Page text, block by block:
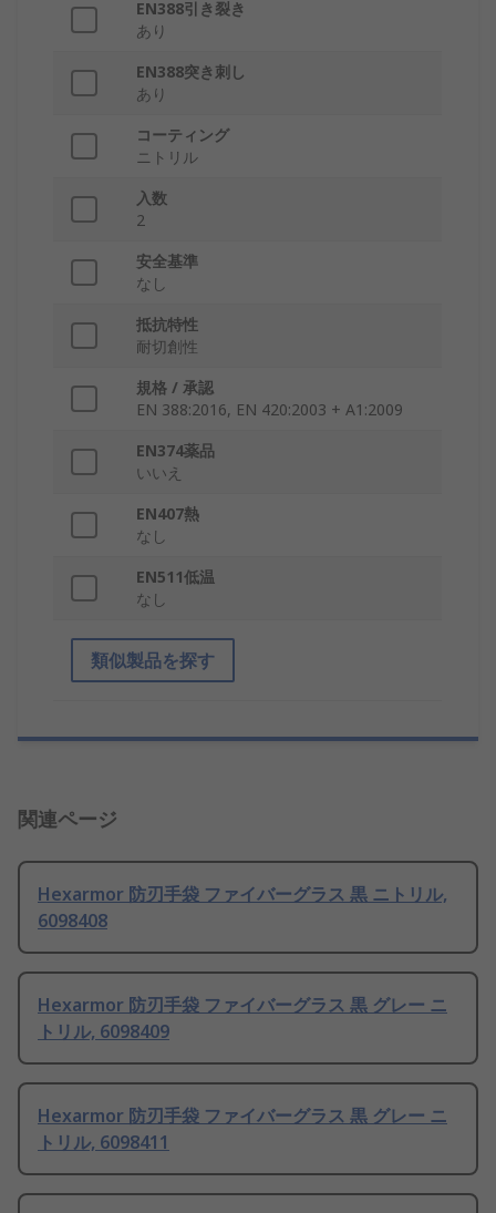
EN388引き裂き
あり
EN388突き刺し
あり
コーティング
ニトリル
入数
2
安全基準
なし
抵抗特性
耐切創性
規格 / 承認
EN 388:2016, EN 420:2003 + A1:2009
EN374薬品
いいえ
EN407熱
なし
EN511低温
なし
類似製品を探す
関連ページ
Hexarmor 防刃手袋 ファイバーグラス 黒 ニトリル,
6098408
Hexarmor 防刃手袋 ファイバーグラス 黒 グレー ニ
トリル, 6098409
Hexarmor 防刃手袋 ファイバーグラス 黒 グレー ニ
トリル, 6098411